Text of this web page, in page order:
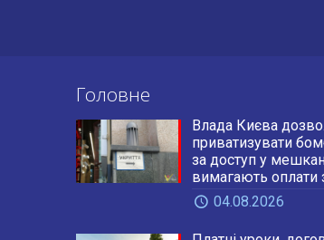
Головне
Влада Києва
приватизувати
за доступ у
вимагають оплати
04.08.2026